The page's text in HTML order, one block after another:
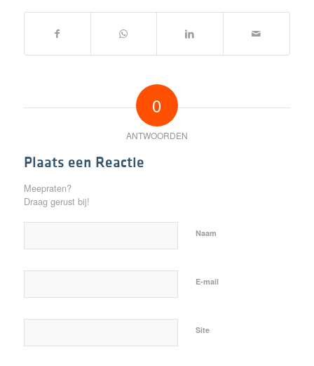
0
ANTWOORDEN
Plaats een Reactie
Meepraten?
Draag gerust bij!
Naam
E-mail
Site